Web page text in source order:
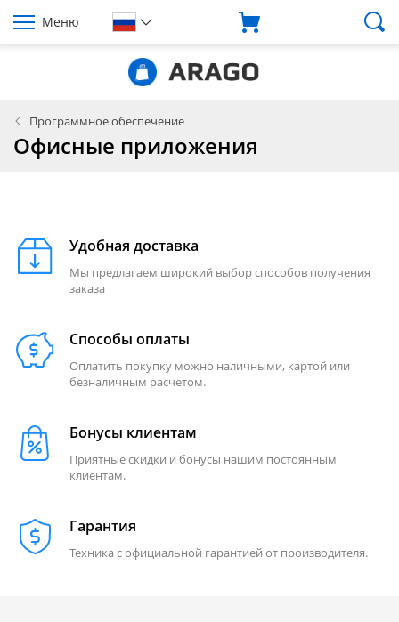
Меню
Программное обеспечение
Офисные приложения
Удобная доставка
Мы предлагаем широкий выбор способов получения
заказа
Способы оплаты
Оплатить покупку можно наличными, картой или
безналичным расчетом.
Бонусы клиентам
Приятные скидки и бонусы нашим постоянным
клиентам.
Гарантия
Техника с официальной гарантией от производителя.